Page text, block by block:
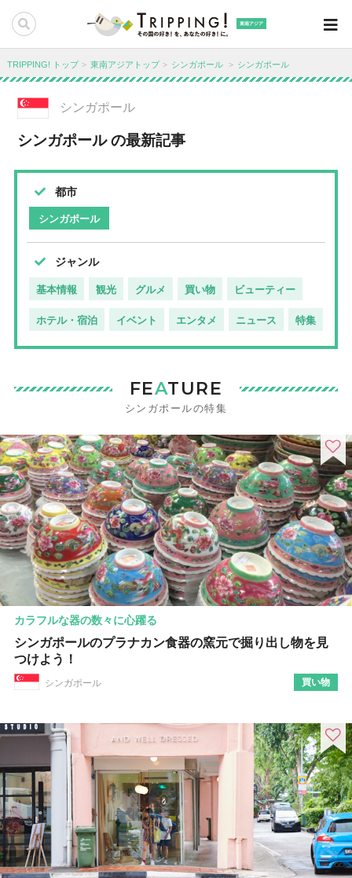
東南アジア
TRIPPING! トップ 東南アジアトップ シンガポール シンガポール
シンガポール
シンガポール の最新記事
都市
シンガポール
ジャンル
基本情報 観光 グルメ 買い物 ビューティー
ホテル・宿泊 イベント エンタメ ニュース 特集
FEATURE
シンガポールの特集
カラフルな器の数々に心躍る
シンガポールのプラナカン食器の窯元で掘り出し物を見
つけよう！
シンガポール 買い物